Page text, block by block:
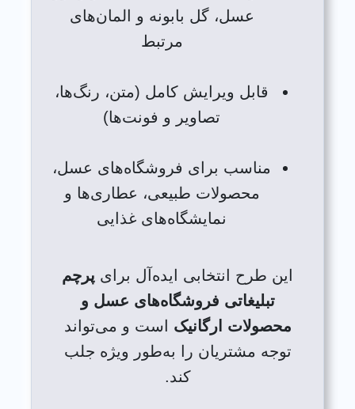
عسل، گل بابونه و المان‌های
مرتبط
قابل ویرایش کامل (متن، رنگ‌ها،
تصاویر و فونت‌ها)
مناسب برای فروشگاه‌های عسل،
محصولات طبیعی، عطاری‌ها و
نمایشگاه‌های غذایی
این طرح انتخابی ایده‌آل برای پرچم
تبلیغاتی فروشگاه‌های عسل و
محصولات ارگانیک است و می‌تواند
توجه مشتریان را به‌طور ویژه جلب
کند.